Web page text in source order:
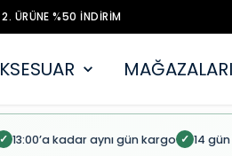
ÜRÜNE %50 İNDİRİM
✓ 13:00’a kadar aynı gün kargo ✓ 14